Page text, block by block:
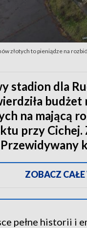
złotych to pieniądze na
stadion dla
budżet
na mającą
przy Cichej.
ZOBACZ
pełne historii i